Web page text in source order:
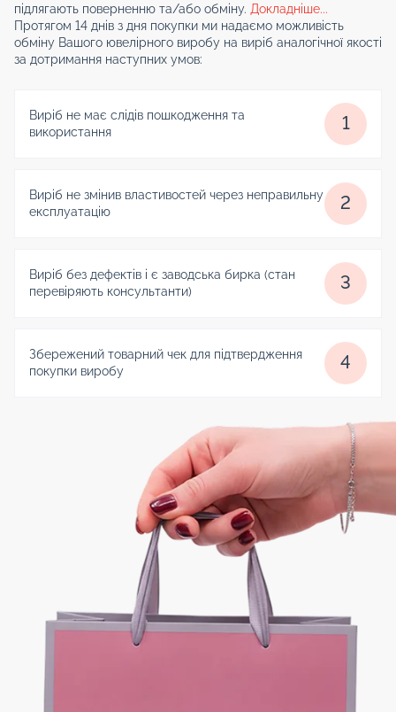
підлягають поверненню та/або обміну. Докладніше...
Протягом 14 днів з дня покупки ми надаємо можливість
обміну Вашого ювелірного виробу на виріб аналогічної якості
за дотримання наступних умов:
Виріб не має слідів пошкодження та
використання
1
Виріб не змінив властивостей через неправильну
експлуатацію
2
Виріб без дефектів і є заводська бирка (стан
перевіряють консультанти)
3
Збережений товарний чек для підтвердження
покупки виробу
4